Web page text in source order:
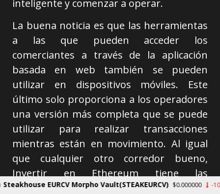
inteligente y comenzar a operar.
La buena noticia es que las herramientas
a las que pueden acceder los
comerciantes a través de la aplicación
basada en web también se pueden
utilizar en dispositivos móviles. Este
último solo proporciona a los operadores
una versión más completa que se puede
utilizar para realizar transacciones
mientras están en movimiento. Al igual
que cualquier otro corredor bueno,
Invertir en Ethereum tiene las
herramientas de gráficos y los
EURCV Morpho Vault(STEAKEURCV) $0.000000 -100.00%